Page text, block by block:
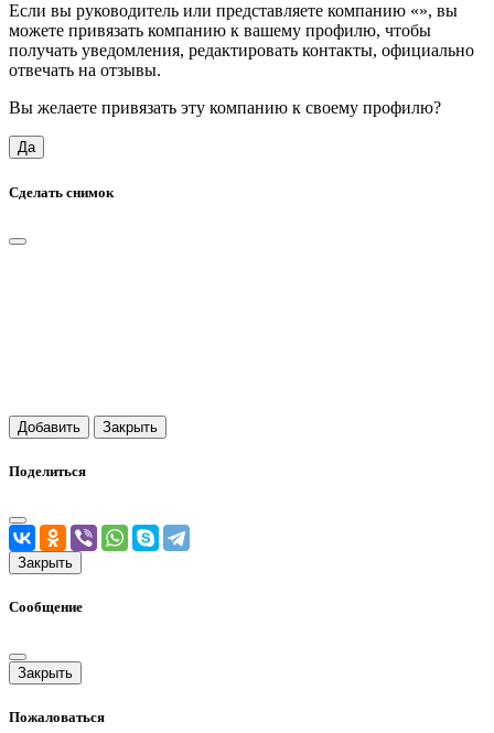
Если вы руководитель или представляете компанию «», вы
можете привязать компанию к вашему профилю, чтобы
получать уведомления, редактировать контакты, официально
отвечать на отзывы.
Вы желаете привязать эту компанию к своему профилю?
Да
Сделать снимок
Добавить Закрыть
Поделиться
Закрыть
Сообщение
Закрыть
Пожаловаться